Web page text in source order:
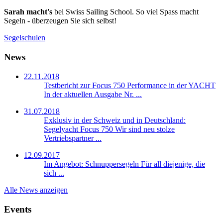
Sarah macht's bei Swiss Sailing School. So viel Spass macht
Segeln - überzeugen Sie sich selbst!
Segelschulen
News
22.11.2018
Testbericht zur Focus 750 Performance in der YACHT
In der aktuellen Ausgabe Nr. ...
31.07.2018
Exklusiv in der Schweiz und in Deutschland:
Segelyacht Focus 750 Wir sind neu stolze
Vertriebspartner ...
12.09.2017
Im Angebot: Schnuppersegeln Für all diejenige, die
sich ...
Alle News anzeigen
Events